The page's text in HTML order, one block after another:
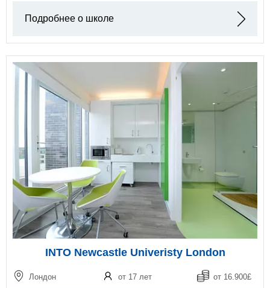
Подробнее о школе
INTO Newcastle Univeristy London
Лондон от 17 лет от 16.900£